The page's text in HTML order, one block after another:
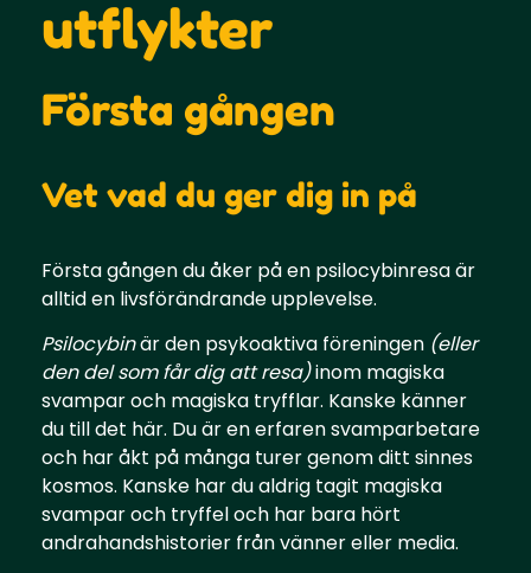
utflykter
Första gången
Vet vad du ger dig in på
Första gången du åker på en psilocybinresa är
alltid en livsförändrande upplevelse.
Psilocybinär den psykoaktiva föreningen (eller
den del som får dig att resa)inom magiska
svampar och magiska tryfflar. Kanske känner
du till det här. Du är en erfaren svamparbetare
och har åkt på många turer genom ditt sinnes
kosmos. Kanske har du aldrig tagit magiska
svampar och tryffel och har bara hört
andrahandshistorier från vänner eller media.